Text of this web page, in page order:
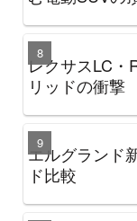
レクサスLC・
リッドの衝撃
エルグランド
ド比較